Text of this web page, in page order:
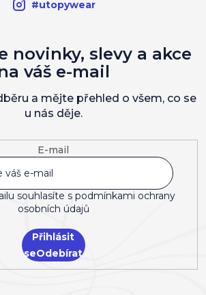
#utopywear
E-mail
souhlasíte s podmínkami ochrany
osobních údajů
Přihlásit
se
novinky, slevy a akce
váš e-mail
a mějte přehled o všem, co se
u nás děje.